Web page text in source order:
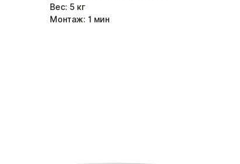
Вес: 5 кг
Монтаж: 1 мин